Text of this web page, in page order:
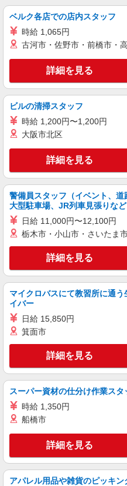
派遣社員
株式会社トラストグロース 新宿
サービス付
1夜勤：
栃木県さく
キープ
派遣社員
デイサービ
要！未経験
時給1500
通費全支給(ガ
さくら市
キープ
株式会社kotrio /●UT-H-1906002
ロアの巡回
時給
派遣社員
株式会社kotrio /●UT-H-1733495
さくら市＊
時給1500
通費全支給(
ベルク各店での店内スタッフ
時給 1,065円
古河市・佐野市・前橋市・
詳細を見る
ビルの清掃スタッフ
時給 1,200円〜1,200円
大阪市北区
詳細を見る
警備員スタッフ（イベント、道
大型駐車場、JR列車見張りなど
日給 11,000円〜12,100円
栃木市・小山市・さいたま
詳細を見る
マイクロバスにて教習所に通う
イバー
日給 15,850円
箕面市
詳細を見る
スーパー資材の仕分け作業スタ
時給 1,350円
船橋市
詳細を見る
アパレル用品や雑貨のピッキン